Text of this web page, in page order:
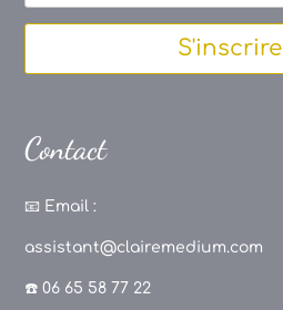
S'inscrire
Contact
📧 Email :
assistant@clairemedium.com
☎️ 06 65 58 77 22